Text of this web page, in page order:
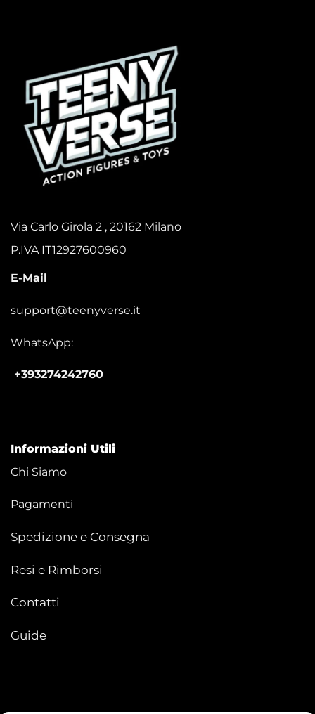
Via Carlo Girola 2 , 20162 Milano
P.IVA IT12927600960
E-Mail
support@teenyverse.it
WhatsApp:
+393274242760
Informazioni Utili
Chi Siamo
Pagamenti
Spedizione e Consegna
Resi e Rimborsi
Contatti
Guide